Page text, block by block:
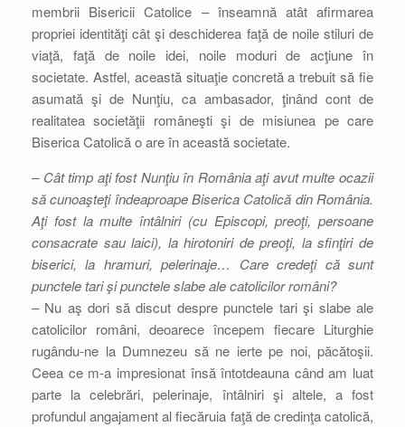
membrii Bisericii Catolice – înseamnă atât afirmarea
propriei identităţi cât şi deschiderea faţă de noile stiluri de
viaţă, faţă de noile idei, noile moduri de acţiune în
societate. Astfel, această situaţie concretă a trebuit să fie
asumată şi de Nunţiu, ca ambasador, ţinând cont de
realitatea societăţii româneşti şi de misiunea pe care
Biserica Catolică o are în această societate.
– Cât timp aţi fost Nunţiu în România aţi avut multe ocazii
să cunoaşteţi îndeaproape Biserica Catolică din România.
Aţi fost la multe întâlniri (cu Episcopi, preoţi, persoane
consacrate sau laici), la hirotoniri de preoţi, la sfinţiri de
biserici, la hramuri, pelerinaje… Care credeţi că sunt
punctele tari şi punctele slabe ale catolicilor români?
– Nu aş dori să discut despre punctele tari şi slabe ale
catolicilor români, deoarece începem fiecare Liturghie
rugându-ne la Dumnezeu să ne ierte pe noi, păcătoşii.
Ceea ce m-a impresionat însă întotdeauna când am luat
parte la celebrări, pelerinaje, întâlniri şi altele, a fost
profundul angajament al fiecăruia faţă de credinţa catolică,